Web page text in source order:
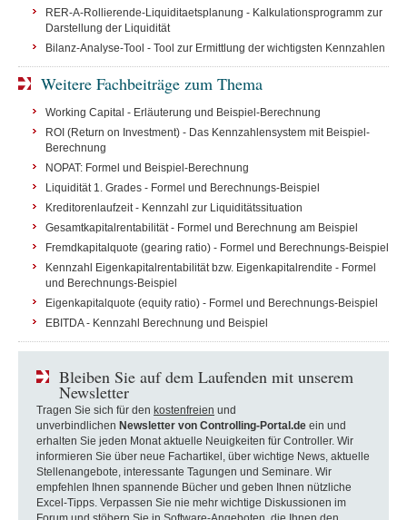
RER-A-Rollierende-Liquiditaetsplanung - Kalkulationsprogramm zur
Darstellung der Liquidität
Bilanz-Analyse-Tool - Tool zur Ermittlung der wichtigsten Kennzahlen
Weitere Fachbeiträge zum Thema
Working Capital - Erläuterung und Beispiel-Berechnung
ROI (Return on Investment) - Das Kennzahlensystem mit Beispiel-
Berechnung
NOPAT: Formel und Beispiel-Berechnung
Liquidität 1. Grades - Formel und Berechnungs-Beispiel
Kreditorenlaufzeit - Kennzahl zur Liquiditätssituation
Gesamtkapitalrentabilität - Formel und Berechnung am Beispiel
Fremdkapitalquote (gearing ratio) - Formel und Berechnungs-Beispiel
Kennzahl Eigenkapitalrentabilität bzw. Eigenkapitalrendite - Formel
und Berechnungs-Beispiel
Eigenkapitalquote (equity ratio) - Formel und Berechnungs-Beispiel
EBITDA - Kennzahl Berechnung und Beispiel
Bleiben Sie auf dem Laufenden mit unserem
Newsletter
Tragen Sie sich für den kostenfreien und
unverbindlichen Newsletter von Controlling-Portal.de ein und
erhalten Sie jeden Monat aktuelle Neuigkeiten für Controller. Wir
informieren Sie über neue Fachartikel, über wichtige News, aktuelle
Stellenangebote, interessante Tagungen und Seminare. Wir
empfehlen Ihnen spannende Bücher und geben Ihnen nützliche
Excel-Tipps. Verpassen Sie nie mehr wichtige Diskussionen im